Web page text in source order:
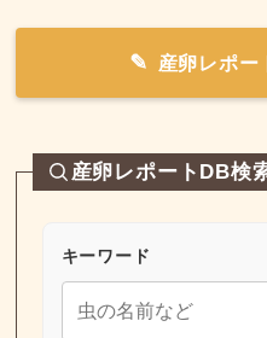
産卵レポー
産卵レポートDB検
キーワード